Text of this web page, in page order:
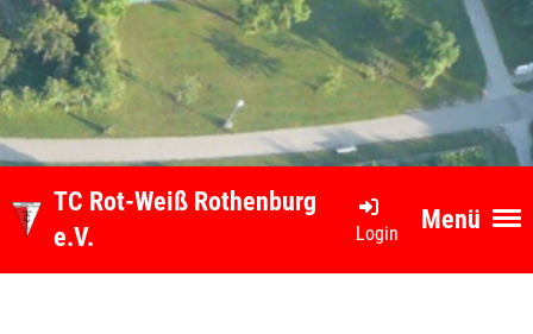
Menü
Login
TC Rot-Weiß Rothenburg
e.V.